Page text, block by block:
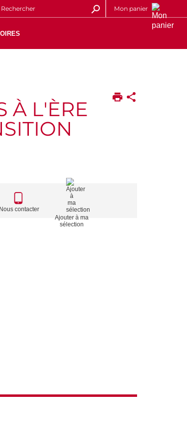
Mon panier
À L'ÈRE
CALL
TO
ACTIONS
Nous contacter
Ajouter à ma
sélection